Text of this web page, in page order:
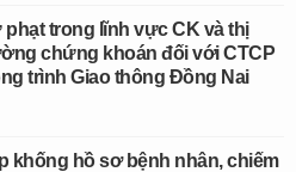
phạt trong lĩnh vực CK và thị
chứng khoán đối với CTCP
trình Giao thông Đồng Nai
khống hồ sơ bệnh nhân, chiếm